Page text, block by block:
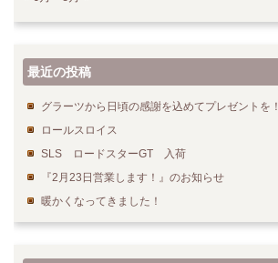
最近の投稿
グラーツから日頃の感謝を込めてプレゼントを！
ロールスロイス
SLS ロードスターGT 入荷
『2月23日営業します！』のお知らせ
暖かくなってきました！